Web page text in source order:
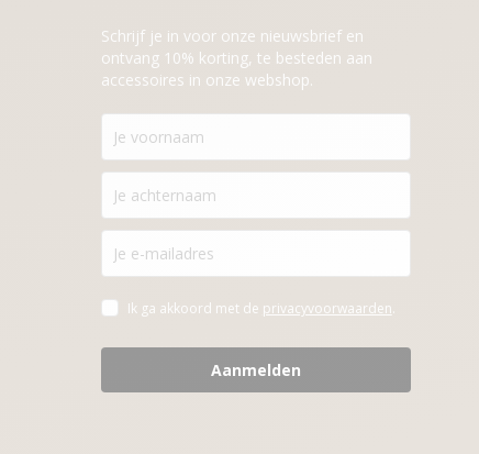
Schrijf je in voor onze nieuwsbrief en
ontvang 10% korting, te besteden aan
accessoires in onze webshop.
Ik ga akkoord met de privacyvoorwaarden.
Aanmelden